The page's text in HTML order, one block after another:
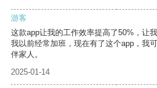
游客
这款app让我的工作效率提高了50%，让
我以前经常加班，现在有了这个app，我
伴家人。
2025-01-14